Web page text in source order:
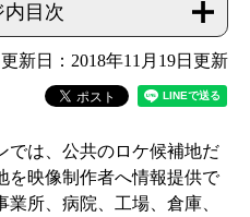
目次
更新日：2018年11月19日更新
では、公共のロケ候補地だ
を映像制作者へ情報提供で
所、病院、工場、倉庫、